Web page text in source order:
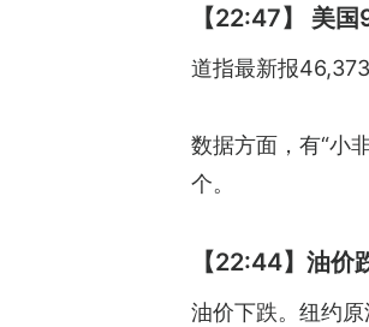
【22:47】 美
道指最新报
数据方面，有“小
个。
【22:44】油价
油价下跌。纽约